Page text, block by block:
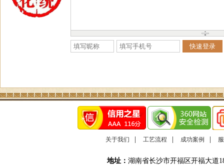
关于我们 工艺流程 成功案例
地址：湖南省长沙市开福区开福大道